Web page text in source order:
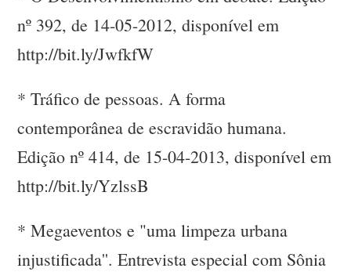
nº 392, de 14-05-2012, disponível em
http://bit.ly/JwfkfW
* Tráfico de pessoas. A forma
contemporânea de escravidão humana.
Edição nº 414, de 15-04-2013, disponível em
http://bit.ly/YzlssB
* Megaeventos e "uma limpeza urbana
injustificada''. Entrevista especial com Sônia